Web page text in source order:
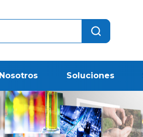
Soluciones